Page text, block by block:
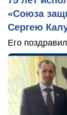
«Союза
Сергею
Его